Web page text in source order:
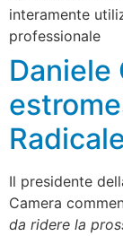
interamente
professionale
Daniele
Il presidente
Camera
da ridere la